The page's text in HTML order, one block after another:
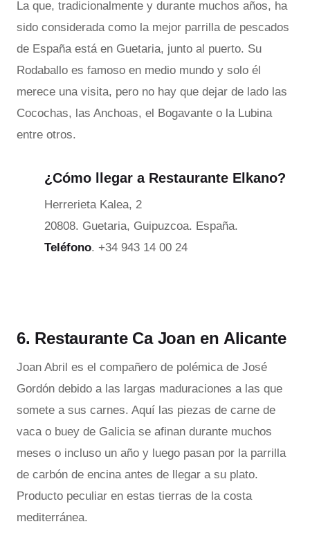
La que, tradicionalmente y durante muchos años, ha
sido considerada como la mejor parrilla de pescados
de España está en Guetaria, junto al puerto. Su
Rodaballo es famoso en medio mundo y solo él
merece una visita, pero no hay que dejar de lado las
Cocochas, las Anchoas, el Bogavante o la Lubina
entre otros.
¿Cómo llegar a Restaurante Elkano?
Herrerieta Kalea, 2
20808. Guetaria, Guipuzcoa. España.
Teléfono. +34 943 14 00 24
6. Restaurante Ca Joan en Alicante
Joan Abril es el compañero de polémica de José
Gordón debido a las largas maduraciones a las que
somete a sus carnes. Aquí las piezas de carne de
vaca o buey de Galicia se afinan durante muchos
meses o incluso un año y luego pasan por la parrilla
de carbón de encina antes de llegar a su plato.
Producto peculiar en estas tierras de la costa
mediterránea.